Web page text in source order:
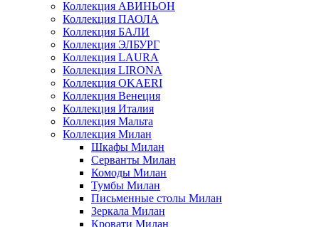
Коллекция АВИНЬОН
Коллекция ПАОЛА
Коллекция БАЛИ
Коллекция ЭЛБУРГ
Коллекция LAURA
Коллекция LIRONA
Коллекция OKAERI
Коллекция Венеция
Коллекция Италия
Коллекция Мальта
Коллекция Милан
Шкафы Милан
Серванты Милан
Комоды Милан
Тумбы Милан
Письменные столы Милан
Зеркала Милан
Кровати Милан